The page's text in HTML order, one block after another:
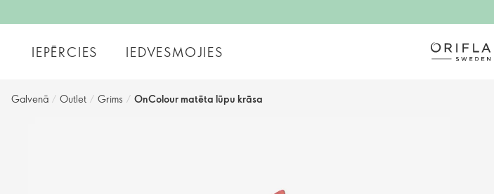
IEPĒRCIES IEDVESMOJIES
Galvenā / Outlet / Grims / OnColour matēta lūpu krāsa